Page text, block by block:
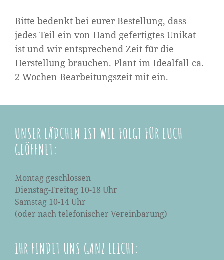
Bitte bedenkt bei eurer Bestellung, dass
jedes Teil ein von Hand gefertigtes Unikat
ist und wir entsprechend Zeit für die
Herstellung brauchen. Plant im Idealfall ca.
2 Wochen Bearbeitungszeit mit ein.
UNSER LÄDCHEN IST WIE FOLGT FÜR EUCH
GEÖFFNET:
Montag geschlossen
Dienstag-Freitag 10-18 Uhr
Samstag 10-14 Uhr
(oder nach telefonischer Vereinbarung)
IHR FINDET UNS GANZ LEICHT: